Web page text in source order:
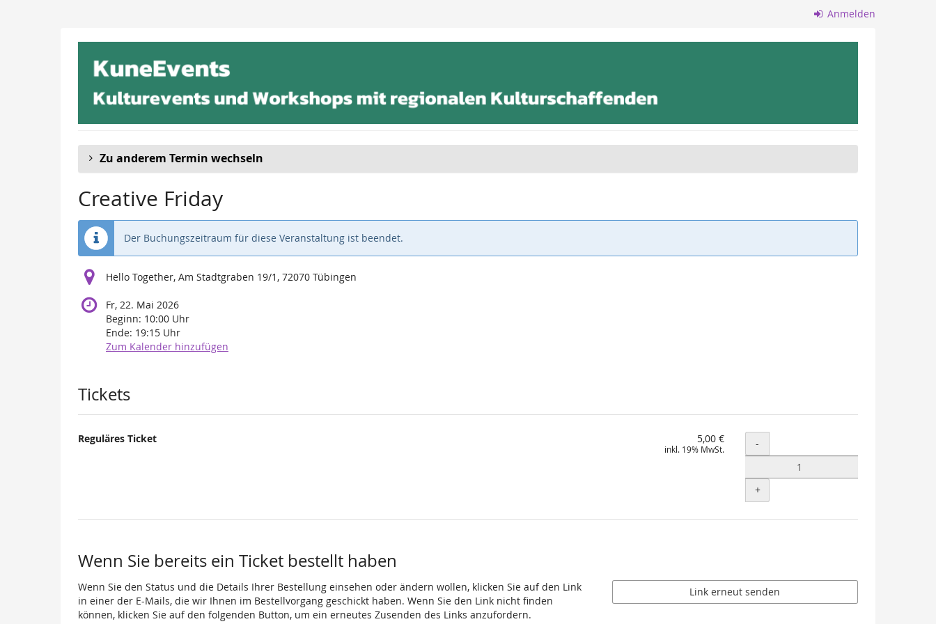
Anmelden
Zu anderem Termin wechseln
Creative Friday
Der Buchungszeitraum für diese Veranstaltung ist beendet.
Hello Together, Am Stadtgraben 19/1, 72070 Tübingen
Fr, 22. Mai 2026
Beginn: 10:00 Uhr
Ende: 19:15 Uhr
Zum Kalender hinzufügen
Produkte
Tickets
Reguläres Ticket 5,00 €
inkl. 19% MwSt. Menge
-
+
Wenn Sie bereits ein Ticket bestellt haben
Wenn Sie den Status und die Details Ihrer Bestellung einsehen oder ändern wollen, klicken Sie auf den Link
in einer der E-Mails, die wir Ihnen im Bestellvorgang geschickt haben. Wenn Sie den Link nicht finden
können, klicken Sie auf den folgenden Button, um ein erneutes Zusenden des Links anzufordern.
Link erneut senden